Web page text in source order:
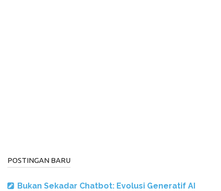
POSTINGAN BARU
Bukan Sekadar Chatbot: Evolusi Generatif AI